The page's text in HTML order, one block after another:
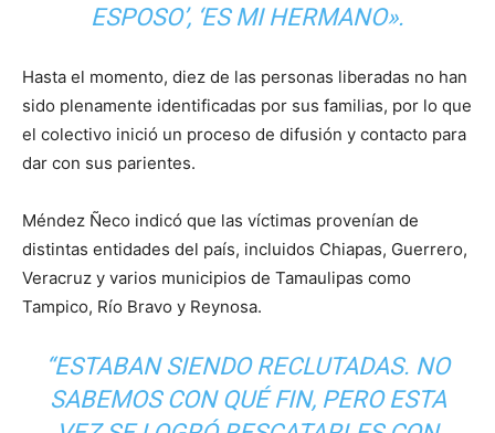
ESPOSO’, ‘ES MI HERMANO».
Hasta el momento, diez de las personas liberadas no han
sido plenamente identificadas por sus familias, por lo que
el colectivo inició un proceso de difusión y contacto para
dar con sus parientes.
Méndez Ñeco indicó que las víctimas provenían de
distintas entidades del país, incluidos Chiapas, Guerrero,
Veracruz y varios municipios de Tamaulipas como
Tampico, Río Bravo y Reynosa.
“ESTABAN SIENDO RECLUTADAS. NO
SABEMOS CON QUÉ FIN, PERO ESTA